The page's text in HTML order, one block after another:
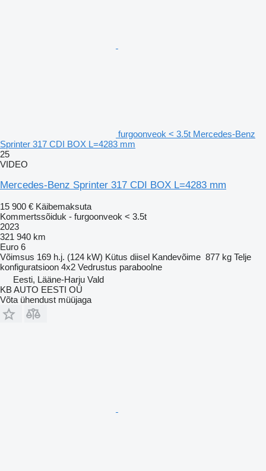
furgoonveok < 3.5t Mercedes-Benz
Sprinter 317 CDI BOX L=4283 mm
25
VIDEO
Mercedes-Benz Sprinter 317 CDI BOX L=4283 mm
15 900 € Käibemaksuta
Kommertssõiduk - furgoonveok < 3.5t
2023
321 940 km
Euro 6
Võimsus 169 h.j. (124 kW) Kütus diisel Kandevõime 877 kg Telje
konfiguratsioon 4x2 Vedrustus paraboolne
Eesti, Lääne-Harju Vald
KB AUTO EESTI OÜ
Võta ühendust müüjaga